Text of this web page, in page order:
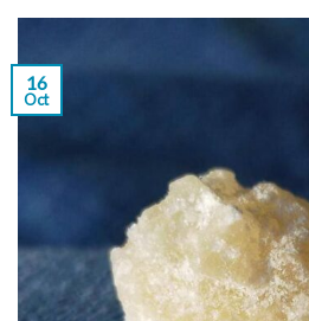
16
Oct